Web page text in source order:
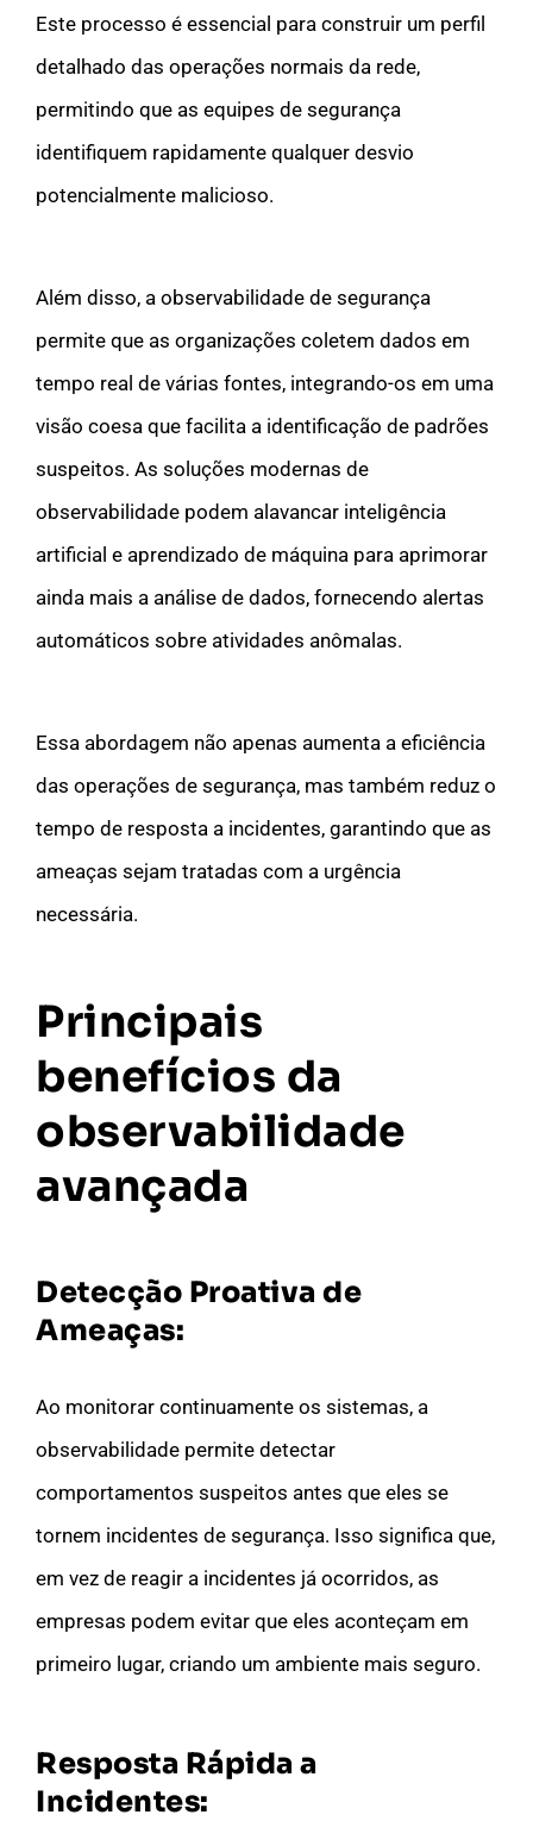
Este processo é essencial para construir um perfil
detalhado das operações normais da rede,
permitindo que as equipes de segurança
identifiquem rapidamente qualquer desvio
potencialmente malicioso.
Além disso, a observabilidade de segurança
permite que as organizações coletem dados em
tempo real de várias fontes, integrando-os em uma
visão coesa que facilita a identificação de padrões
suspeitos. As soluções modernas de
observabilidade podem alavancar inteligência
artificial e aprendizado de máquina para aprimorar
ainda mais a análise de dados, fornecendo alertas
automáticos sobre atividades anômalas.
Essa abordagem não apenas aumenta a eficiência
das operações de segurança, mas também reduz o
tempo de resposta a incidentes, garantindo que as
ameaças sejam tratadas com a urgência
necessária.
Principais
benefícios da
observabilidade
avançada
Detecção Proativa de
Ameaças:
Ao monitorar continuamente os sistemas, a
observabilidade permite detectar
comportamentos suspeitos antes que eles se
tornem incidentes de segurança. Isso significa que,
em vez de reagir a incidentes já ocorridos, as
empresas podem evitar que eles aconteçam em
primeiro lugar, criando um ambiente mais seguro.
Resposta Rápida a
Incidentes: